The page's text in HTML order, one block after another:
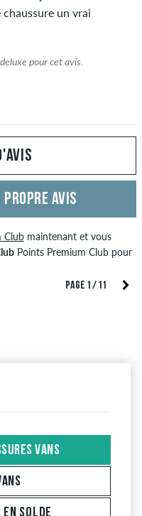
un vrai
pour cet avis.
PAGE 1 / 11
PROPRE AVIS
Clubmaintenant et vous
Points Premium Club pour
VANS
EN SOLDE